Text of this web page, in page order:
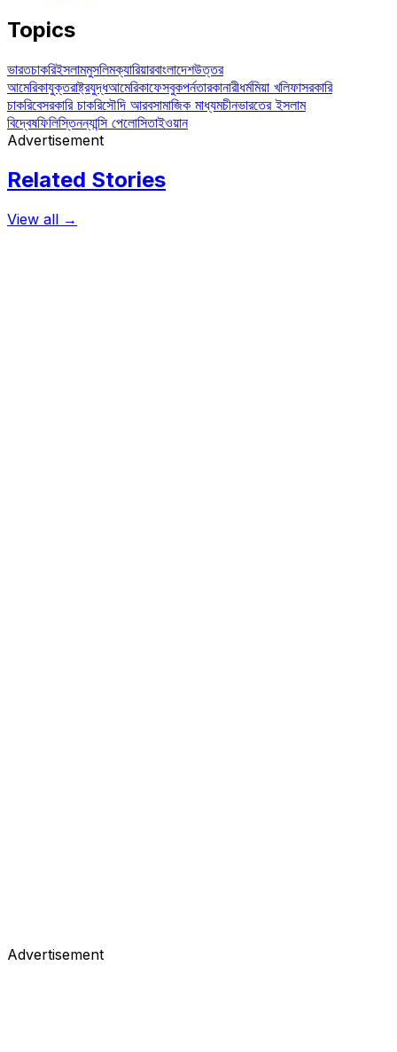
Topics
ভারতচাকরিইসলামমুসলিমক্যারিয়ারবাংলাদেশউত্তর
আমেরিকাযুক্তরাষ্ট্রযুদ্ধআমেরিকাফেসবুকপর্নতারকানারীধর্মমিয়া খলিফাসরকারি
চাকরিবেসরকারি চাকরিসৌদি আরবসামাজিক মাধ্যমচীনভারতের ইসলাম
বিদ্বেষফিলিস্তিনন্যান্সি পেলোসিতাইওয়ান
Advertisement
Related Stories
View all →
Advertisement